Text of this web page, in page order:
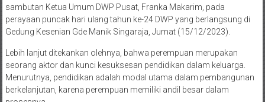
sambutan Ketua Umum DWP Pusat, Franka Makarim, pada
perayaan puncak hari ulang tahun ke-24 DWP yang berlangsung di
Gedung Kesenian Gde Manik Singaraja, Jumat (15/12/2023).
Lebih lanjut ditekankan olehnya, bahwa perempuan merupakan
seorang aktor dan kunci kesuksesan pendidikan dalam keluarga.
Menurutnya, pendidikan adalah modal utama dalam pembangunan
berkelanjutan, karena perempuan memiliki andil besar dalam